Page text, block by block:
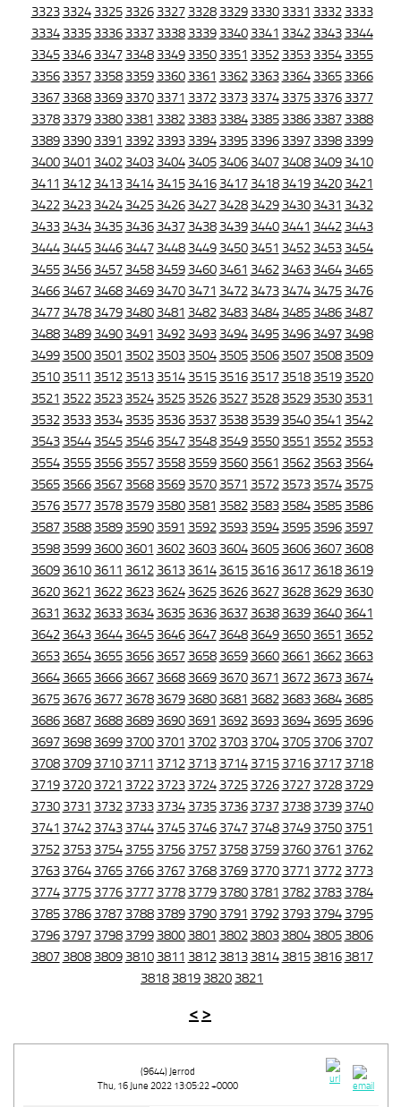
3323 3324 3325 3326 3327 3328 3329 3330 3331 3332 3333
3334 3335 3336 3337 3338 3339 3340 3341 3342 3343 3344
3345 3346 3347 3348 3349 3350 3351 3352 3353 3354 3355
3356 3357 3358 3359 3360 3361 3362 3363 3364 3365 3366
3367 3368 3369 3370 3371 3372 3373 3374 3375 3376 3377
3378 3379 3380 3381 3382 3383 3384 3385 3386 3387 3388
3389 3390 3391 3392 3393 3394 3395 3396 3397 3398 3399
3400 3401 3402 3403 3404 3405 3406 3407 3408 3409 3410
3411 3412 3413 3414 3415 3416 3417 3418 3419 3420 3421
3422 3423 3424 3425 3426 3427 3428 3429 3430 3431 3432
3433 3434 3435 3436 3437 3438 3439 3440 3441 3442 3443
3444 3445 3446 3447 3448 3449 3450 3451 3452 3453 3454
3455 3456 3457 3458 3459 3460 3461 3462 3463 3464 3465
3466 3467 3468 3469 3470 3471 3472 3473 3474 3475 3476
3477 3478 3479 3480 3481 3482 3483 3484 3485 3486 3487
3488 3489 3490 3491 3492 3493 3494 3495 3496 3497 3498
3499 3500 3501 3502 3503 3504 3505 3506 3507 3508 3509
3510 3511 3512 3513 3514 3515 3516 3517 3518 3519 3520
3521 3522 3523 3524 3525 3526 3527 3528 3529 3530 3531
3532 3533 3534 3535 3536 3537 3538 3539 3540 3541 3542
3543 3544 3545 3546 3547 3548 3549 3550 3551 3552 3553
3554 3555 3556 3557 3558 3559 3560 3561 3562 3563 3564
3565 3566 3567 3568 3569 3570 3571 3572 3573 3574 3575
3576 3577 3578 3579 3580 3581 3582 3583 3584 3585 3586
3587 3588 3589 3590 3591 3592 3593 3594 3595 3596 3597
3598 3599 3600 3601 3602 3603 3604 3605 3606 3607 3608
3609 3610 3611 3612 3613 3614 3615 3616 3617 3618 3619
3620 3621 3622 3623 3624 3625 3626 3627 3628 3629 3630
3631 3632 3633 3634 3635 3636 3637 3638 3639 3640 3641
3642 3643 3644 3645 3646 3647 3648 3649 3650 3651 3652
3653 3654 3655 3656 3657 3658 3659 3660 3661 3662 3663
3664 3665 3666 3667 3668 3669 3670 3671 3672 3673 3674
3675 3676 3677 3678 3679 3680 3681 3682 3683 3684 3685
3686 3687 3688 3689 3690 3691 3692 3693 3694 3695 3696
3697 3698 3699 3700 3701 3702 3703 3704 3705 3706 3707
3708 3709 3710 3711 3712 3713 3714 3715 3716 3717 3718
3719 3720 3721 3722 3723 3724 3725 3726 3727 3728 3729
3730 3731 3732 3733 3734 3735 3736 3737 3738 3739 3740
3741 3742 3743 3744 3745 3746 3747 3748 3749 3750 3751
3752 3753 3754 3755 3756 3757 3758 3759 3760 3761 3762
3763 3764 3765 3766 3767 3768 3769 3770 3771 3772 3773
3774 3775 3776 3777 3778 3779 3780 3781 3782 3783 3784
3785 3786 3787 3788 3789 3790 3791 3792 3793 3794 3795
3796 3797 3798 3799 3800 3801 3802 3803 3804 3805 3806
3807 3808 3809 3810 3811 3812 3813 3814 3815 3816 3817
3818 3819 3820 3821
< >
(9644) Jerrod
Thu, 16 June 2022 13:05:22 +0000